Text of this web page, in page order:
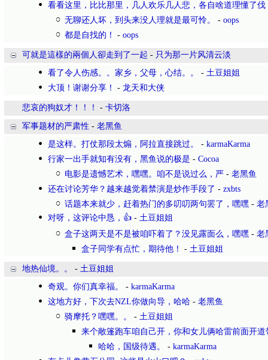
看看这里，比比那里，几人欢乐几人悲，各自啥道理懂了伐
无聊还人坏，到头来没人理就是最可怜。
- oops
都是自找的！
- oops
可就是這樣的兩個人卻走到了一起 - 只为那一片风清云淡
看了令人伤感。。家乡，父母，心结。。
- 土豆姐姐
大顶！谢谢分享！
- 龙天和大侠
悲哀的狗奴才！！！ - 卡切洛
军事题材的严肃性 - 老黑鱼
是这样。打仗那段太煽，阿拉直接跳过。
- karmaKarma
行家一出手就知有没有，黑鱼说的极是 - Cocoa
电影是遗憾艺术，嘿嘿。咱不是说过么，严 - 老黑鱼
还在讨论芳华？越来越觉着禁演是炒作手段了 - zxbts
话题本来就少，赶着热门的多叨叨两句罢了，嘿嘿 - 老
对呀，这评论中恳，👍 - 土豆姐姐
盒子这两天是不是被咱吓着了？没见露面么，嘿嘿 - 老
盒子同学有点忙，期待他！
- 土豆姐姐
地热仙境。。 - 土豆姐姐
奇观。你们真幸福。
- karmaKarma
这地方好，下次去NZL你做向导，哈哈 - 老黑鱼
骑摩托？嘿嘿。。
- 土豆姐姐
来个敞篷跑车咱自己开，你和女儿俩哈雷前面开道
哈哈，国级待遇。
- karmaKarma